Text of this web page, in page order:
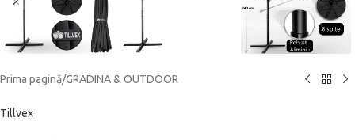
Prima pagină/GRADINA & OUTDOOR
Tillvex